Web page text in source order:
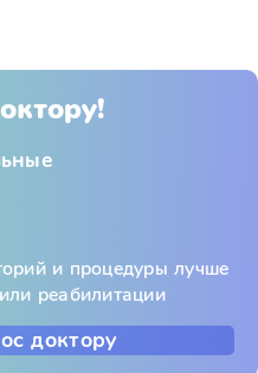
и процедуры лучше
реабилитации
доктору